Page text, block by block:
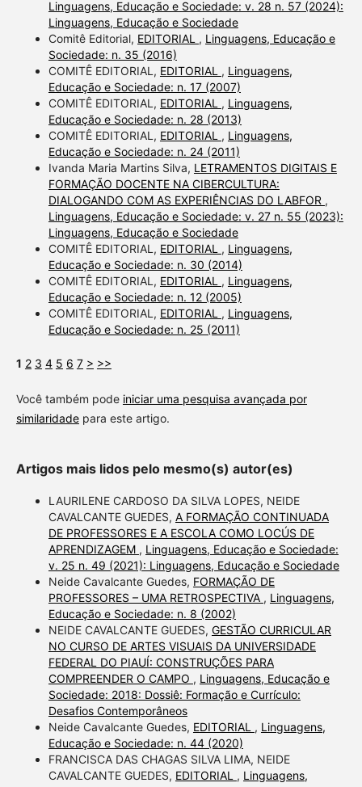
Linguagens, Educação e Sociedade: v. 28 n. 57 (2024):
Linguagens, Educação e Sociedade
Comitê Editorial, EDITORIAL , Linguagens, Educação e
Sociedade: n. 35 (2016)
COMITÊ EDITORIAL, EDITORIAL , Linguagens,
Educação e Sociedade: n. 17 (2007)
COMITÊ EDITORIAL, EDITORIAL , Linguagens,
Educação e Sociedade: n. 28 (2013)
COMITÊ EDITORIAL, EDITORIAL , Linguagens,
Educação e Sociedade: n. 24 (2011)
Ivanda Maria Martins Silva, LETRAMENTOS DIGITAIS E
FORMAÇÃO DOCENTE NA CIBERCULTURA:
DIALOGANDO COM AS EXPERIÊNCIAS DO LABFOR ,
Linguagens, Educação e Sociedade: v. 27 n. 55 (2023):
Linguagens, Educação e Sociedade
COMITÊ EDITORIAL, EDITORIAL , Linguagens,
Educação e Sociedade: n. 30 (2014)
COMITÊ EDITORIAL, EDITORIAL , Linguagens,
Educação e Sociedade: n. 12 (2005)
COMITÊ EDITORIAL, EDITORIAL , Linguagens,
Educação e Sociedade: n. 25 (2011)
1 2 3 4 5 6 7 > >>
Você também pode iniciar uma pesquisa avançada por
similaridadepara este artigo.
Artigos mais lidos pelo mesmo(s) autor(es)
LAURILENE CARDOSO DA SILVA LOPES, NEIDE
CAVALCANTE GUEDES, A FORMAÇÃO CONTINUADA
DE PROFESSORES E A ESCOLA COMO LOCÚS DE
APRENDIZAGEM , Linguagens, Educação e Sociedade:
v. 25 n. 49 (2021): Linguagens, Educação e Sociedade
Neide Cavalcante Guedes, FORMAÇÃO DE
PROFESSORES – UMA RETROSPECTIVA , Linguagens,
Educação e Sociedade: n. 8 (2002)
NEIDE CAVALCANTE GUEDES, GESTÃO CURRICULAR
NO CURSO DE ARTES VISUAIS DA UNIVERSIDADE
FEDERAL DO PIAUÍ: CONSTRUÇÕES PARA
COMPREENDER O CAMPO , Linguagens, Educação e
Sociedade: 2018: Dossiê: Formação e Currículo:
Desafios Contemporâneos
Neide Cavalcante Guedes, EDITORIAL , Linguagens,
Educação e Sociedade: n. 44 (2020)
FRANCISCA DAS CHAGAS SILVA LIMA, NEIDE
CAVALCANTE GUEDES, EDITORIAL , Linguagens,